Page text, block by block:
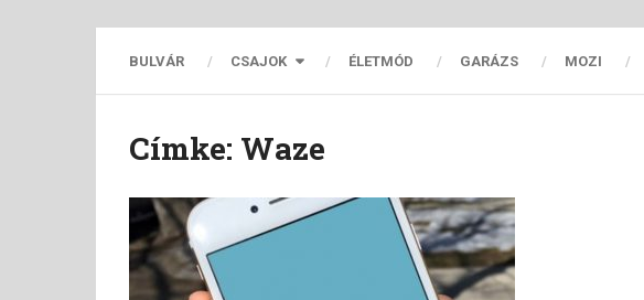
BULVÁR CSAJOK ÉLETMÓD GARÁZS MOZI
Címke: Waze